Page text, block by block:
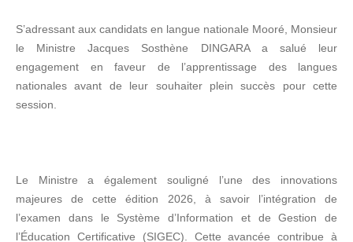
S’adressant aux candidats en langue nationale Mooré, Monsieur
le Ministre Jacques Sosthène DINGARA a salué leur
engagement en faveur de l’apprentissage des langues
nationales avant de leur souhaiter plein succès pour cette
session.
Le Ministre a également souligné l’une des innovations
majeures de cette édition 2026, à savoir l’intégration de
l’examen dans le Système d’Information et de Gestion de
l’Éducation Certificative (SIGEC). Cette avancée contribue à